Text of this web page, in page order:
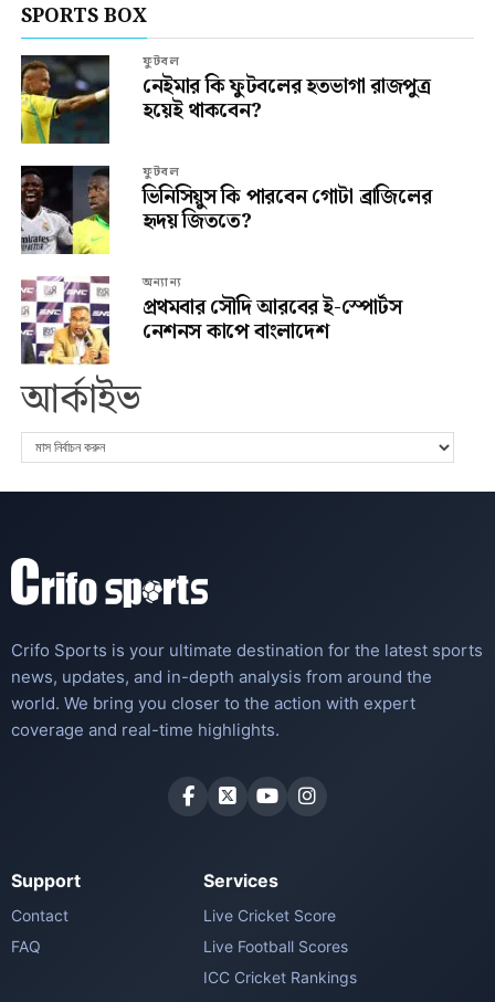
SPORTS BOX
ফুটবল
নেইমার কি ফুটবলের হতভাগা রাজপুত্র
হয়েই থাকবেন?
ফুটবল
ভিনিসিয়ুস কি পারবেন গোটা ব্রাজিলের
হৃদয় জিততে?
অন্যান্য
প্রথমবার সৌদি আরবের ই-স্পোর্টস
নেশনস কাপে বাংলাদেশ
আর্কাইভ
Crifo Sports is your ultimate destination for the latest sports
news, updates, and in-depth analysis from around the
world. We bring you closer to the action with expert
coverage and real-time highlights.
Support
Contact
FAQ
Services
Live Cricket Score
Live Football Scores
ICC Cricket Rankings